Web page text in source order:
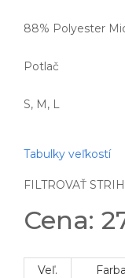
88% Polyester
Potlač
S, M, L
Tabulky veľkostí
FILTROVAŤ
Cena:
Veľ.